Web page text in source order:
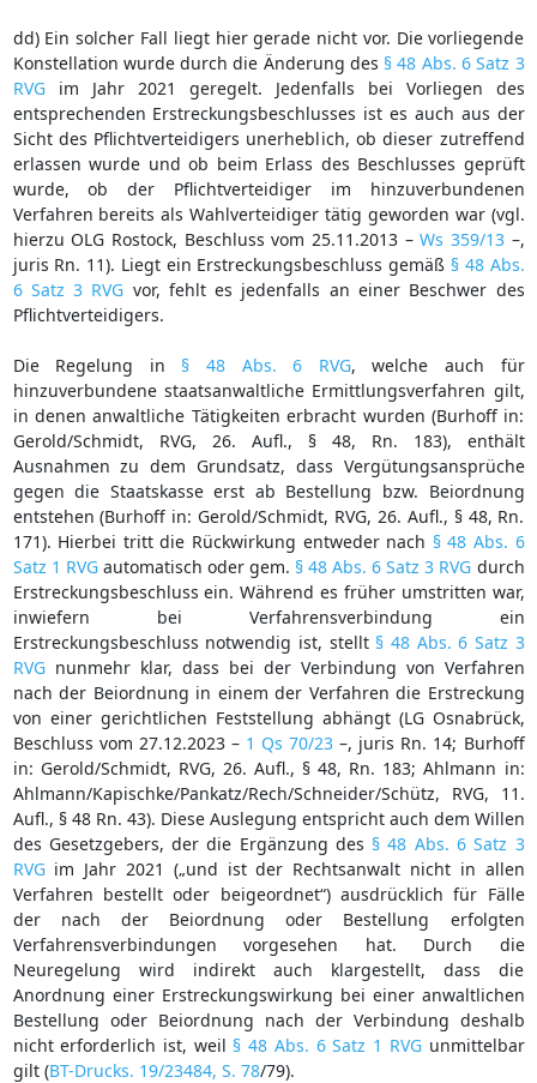
dd) Ein solcher Fall liegt hier gerade nicht vor. Die vorliegende
Konstellation wurde durch die Änderung des § 48 Abs. 6 Satz 3
RVGim Jahr 2021 geregelt. Jedenfalls bei Vorliegen des
entsprechenden Erstreckungsbeschlusses ist es auch aus der
Sicht des Pflichtverteidigers unerheblich, ob dieser zutreffend
erlassen wurde und ob beim Erlass des Beschlusses geprüft
wurde, ob der Pflichtverteidiger im hinzuverbundenen
Verfahren bereits als Wahlverteidiger tätig geworden war (vgl.
hierzu OLG Rostock, Beschluss vom 25.11.2013 –Ws 359/13–,
juris Rn. 11). Liegt ein Erstreckungsbeschluss gemäß § 48 Abs.
6 Satz 3 RVG vor, fehlt es jedenfalls an einer Beschwer des
Pflichtverteidigers.
Die Regelung in § 48 Abs. 6 RVG, welche auch für
hinzuverbundene staatsanwaltliche Ermittlungsverfahren gilt,
in denen anwaltliche Tätigkeiten erbracht wurden (Burhoff in:
Gerold/Schmidt, RVG, 26. Aufl., § 48, Rn. 183), enthält
Ausnahmen zu dem Grundsatz, dass Vergütungsansprüche
gegen die Staatskasse erst ab Bestellung bzw. Beiordnung
entstehen (Burhoff in: Gerold/Schmidt, RVG, 26. Aufl., § 48, Rn.
171). Hierbei tritt die Rückwirkung entweder nach § 48 Abs. 6
Satz 1 RVGautomatisch oder gem. § 48 Abs. 6 Satz 3 RVG durch
Erstreckungsbeschluss ein. Während es früher umstritten war,
inwiefern bei Verfahrensverbindung ein
Erstreckungsbeschluss notwendig ist, stellt § 48 Abs. 6 Satz 3
RVGnunmehr klar, dass bei der Verbindung von Verfahren
nach der Beiordnung in einem der Verfahren die Erstreckung
von einer gerichtlichen Feststellung abhängt (LG Osnabrück,
Beschluss vom 27.12.2023 – 1 Qs 70/23 –, juris Rn. 14; Burhoff
in: Gerold/Schmidt, RVG, 26. Aufl., § 48, Rn. 183; Ahlmann in:
Ahlmann/Kapischke/Pankatz/Rech/Schneider/Schütz, RVG, 11.
Aufl., § 48 Rn. 43). Diese Auslegung entspricht auch dem Willen
des Gesetzgebers, der die Ergänzung des § 48 Abs. 6 Satz 3
RVGim Jahr 2021 („und ist der Rechtsanwalt nicht in allen
Verfahren bestellt oder beigeordnet“) ausdrücklich für Fälle
der nach der Beiordnung oder Bestellung erfolgten
Verfahrensverbindungen vorgesehen hat. Durch die
Neuregelung wird indirekt auch klargestellt, dass die
Anordnung einer Erstreckungswirkung bei einer anwaltlichen
Bestellung oder Beiordnung nach der Verbindung deshalb
nicht erforderlich ist, weil § 48 Abs. 6 Satz 1 RVGunmittelbar
gilt (BT-Drucks. 19/23484, S. 78/79).